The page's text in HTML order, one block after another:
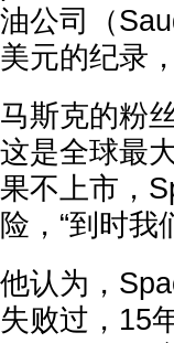
油公司（
美元的纪录
马斯克的粉
这是全球最
果不上市，
险，“到时我
他认为，
失败过，15